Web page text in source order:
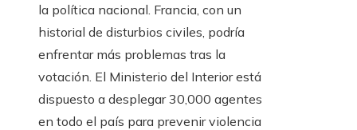
la política nacional. Francia, con un
historial de disturbios civiles, podría
enfrentar más problemas tras la
votación. El Ministerio del Interior está
dispuesto a desplegar 30,000 agentes
en todo el país para prevenir violencia